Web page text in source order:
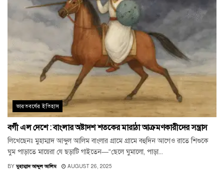
ভারতবর্ষের ইতিহাস
বর্গী এল দেশে : বাংলার অষ্টাদশ শতকের মারাঠা আক্রমণকারীদের সন্ত্রাস
লিখেছেনঃ মুহাম্মাদ আব্দুল আলিম বাংলার গ্রামে গ্রামে বহুদিন আগেও রাতে শিশুকে
ঘুম পাড়াতে মায়েরা যে ছড়াটি গাইতেন—“ছেলে ঘুমালো, পাড়া...
BY মুহাম্মাদ আব্দুল আলিম AUGUST 26, 2025